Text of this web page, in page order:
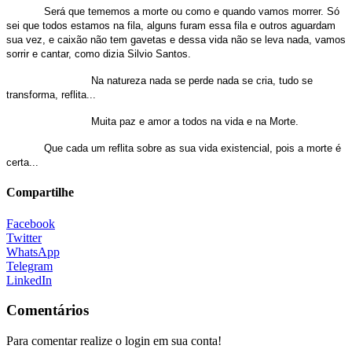
Será que tememos a morte ou como e quando vamos morrer. Só
sei que todos estamos na fila, alguns furam essa fila e outros aguardam
sua vez, e caixão não tem gavetas e dessa vida não se leva nada, vamos
sorrir e cantar, como dizia Silvio Santos.
Na natureza nada se perde nada se cria, tudo se
transforma, reflita...
Muita paz e amor a todos na vida e na Morte.
Que cada um reflita sobre as sua vida existencial, pois a morte é
certa...
Compartilhe
Facebook
Twitter
WhatsApp
Telegram
LinkedIn
Comentários
Para comentar realize o login em sua conta!